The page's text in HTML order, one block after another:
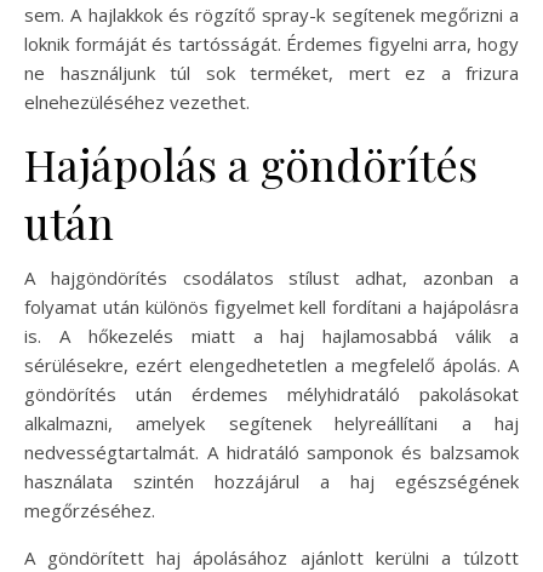
sem. A hajlakkok és rögzítő spray-k segítenek megőrizni a
loknik formáját és tartósságát. Érdemes figyelni arra, hogy
ne használjunk túl sok terméket, mert ez a frizura
elnehezüléséhez vezethet.
Hajápolás a göndörítés
után
A hajgöndörítés csodálatos stílust adhat, azonban a
folyamat után különös figyelmet kell fordítani a hajápolásra
is. A hőkezelés miatt a haj hajlamosabbá válik a
sérülésekre, ezért elengedhetetlen a megfelelő ápolás. A
göndörítés után érdemes mélyhidratáló pakolásokat
alkalmazni, amelyek segítenek helyreállítani a haj
nedvességtartalmát. A hidratáló samponok és balzsamok
használata szintén hozzájárul a haj egészségének
megőrzéséhez.
A göndörített haj ápolásához ajánlott kerülni a túlzott